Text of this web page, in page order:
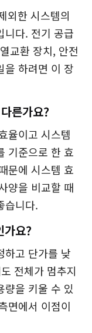
한 시스템의
니다. 전기 공급
교환 장치, 안전
을 하려면 이 장
른가요?
율이고 시스템
기준으로 한 효
문에 시스템 효
양을 비교할 때
습니다.
가요?
하고 단가를 낮
전체가 멈추지
량을 키울 수 있
면에서 이점이